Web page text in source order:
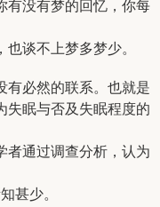
有没有梦的回忆，你每
谈不上梦多梦少。
有必然的联系。也就是
失眠与否及失眠程度的
者通过调查分析，认为
甚少。